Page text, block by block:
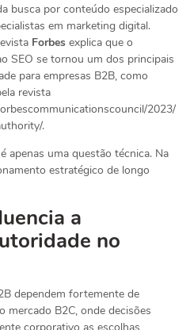
busca por conteúdo especializado
em marketing digital.
Forbes explica que o
SEO se tornou um dos principais
para empresas B2B, como
revista
2023/
.
apenas uma questão técnica. Na
estratégico de longo
a
no
dependem fortemente de
mercado B2C, onde decisões